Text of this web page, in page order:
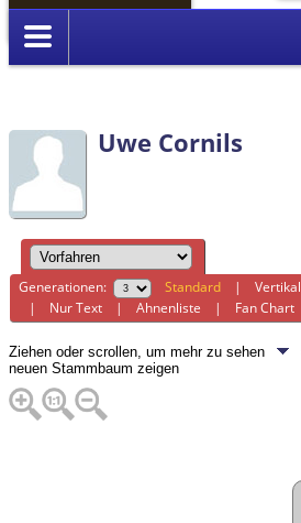
Anmelden
Uwe Cornils
Generationen: Standard |Vertikal
| Nur Text |Ahnenliste | Fan Chart
Ziehen oder scrollen, um mehr zu sehen
neuen Stammbaum zeigen